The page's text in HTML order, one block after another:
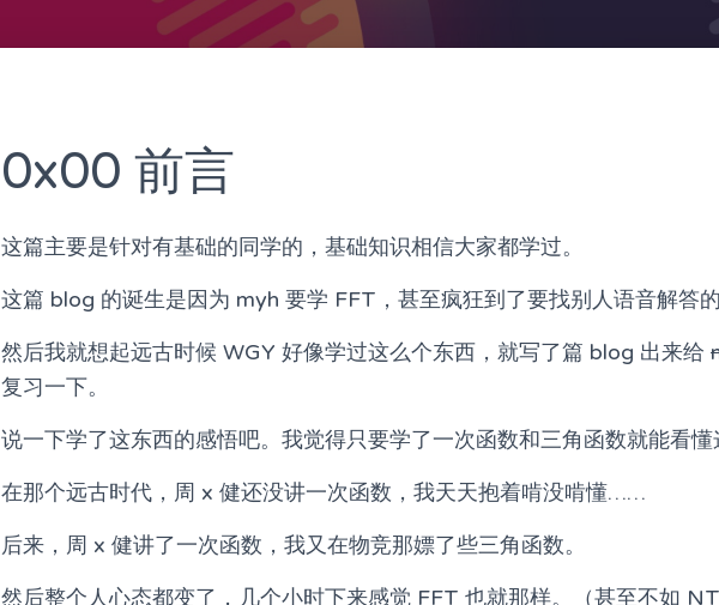
0x00 前言
这篇主要是针对有基础的同学的，基础知识相信大家都学过。
这篇 blog 的诞生是因为 myh 要学 FFT，甚至疯狂到了要找别人语音解答的
然后我就想起远古时候 WGY 好像学过这么个东西，就写了篇 blog 出来给
复习一下。
说一下学了这东西的感悟吧。我觉得只要学了一次函数和三角函数就能看懂
在那个远古时代，周 x 健还没讲一次函数，我天天抱着啃没啃懂……
后来，周 x 健讲了一次函数，我又在物竞那嫖了些三角函数。
然后整个人心态都变了，几个小时下来感觉 FFT 也就那样。（甚至不如